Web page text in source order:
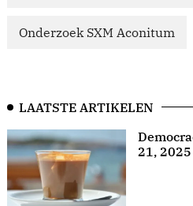
Onderzoek SXM Aconitum
LAATSTE ARTIKELEN
21, 2025